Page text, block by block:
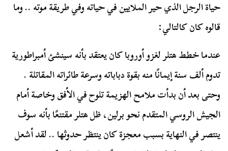
حياة الرجل الذي حير الملايين في حياته وفي طريقة موته .. وما
قالوه كان كالتالي:
عندما خطط هتلر لغزو أوروبا كان يعتقد بأنه سينشئ أمبراطورية
تدوم ألف سنة إيمانًا منه بقوة دباباته وسرعة طائراته المقاتلة .
وحتى بعد أن بدأت ملامح الهزيمة تلوح في الأفق وخاصة أمام
الجيش الروسي المتقدم نحو برلين، ظل هتلر مقتنعًا بأنه سوف
ينتصر في النهاية بسبب معجزة كان ينتظر حدوثها .. لقد أشعل